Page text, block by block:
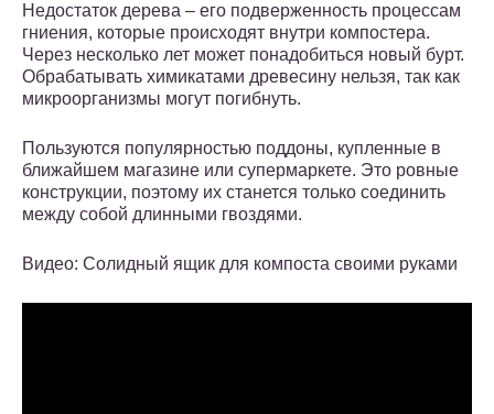
Недостаток дерева – его подверженность процессам
гниения, которые происходят внутри компостера.
Через несколько лет может понадобиться новый бурт.
Обрабатывать химикатами древесину нельзя, так как
микроорганизмы могут погибнуть.
Пользуются популярностью поддоны, купленные в
ближайшем магазине или супермаркете. Это ровные
конструкции, поэтому их станется только соединить
между собой длинными гвоздями.
Видео: Солидный ящик для компоста своими руками